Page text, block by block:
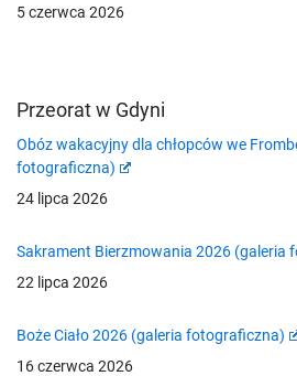
5 czerwca 2026
Przeorat w Gdyni
Obóz wakacyjny dla chłopców we
fotograficzna)
24 lipca 2026
Sakrament Bierzmowania 2026 (galeria
22 lipca 2026
Boże Ciało 2026 (galeria fotograficzna)
16 czerwca 2026